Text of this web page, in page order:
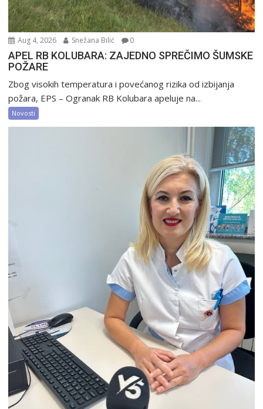
Aug 4, 2026 Snežana Bilić 0
APEL RB KOLUBARA: ZAJEDNO SPREČIMO ŠUMSKE
POŽARE
Zbog visokih temperatura i povećanog rizika od izbijanja
požara, EPS – Ogranak RB Kolubara apeluje na...
Novosti